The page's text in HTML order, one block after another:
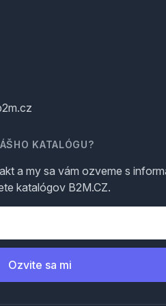
KATALÓGU?
a my sa vám ozveme s
katalógov B2M.CZ.
Ozvite sa mi